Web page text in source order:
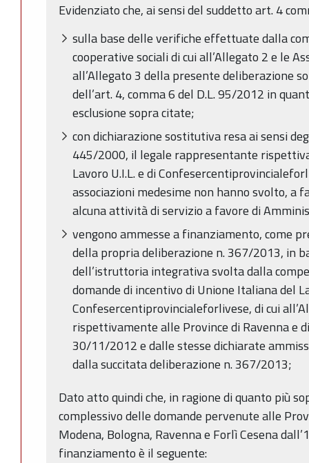
Evidenziato che, ai sensi del suddetto art. 4
sulla base delle verifiche effettuate dalla
cooperative sociali di cui all’Allegato 2 e le
all’Allegato 3 della presente deliberazione
dell’art. 4, comma 6 del D.L. 95/2012 in
esclusione sopra citate;
con dichiarazione sostitutiva resa ai sensi
445/2000, il legale rappresentante
Lavoro U.I.L. e di
associazioni medesime non hanno svolto, a
alcuna attività di servizio a favore di
vengono ammesse a finanziamento, come
della propria deliberazione n. 367/2013, in
dell’istruttoria integrativa svolta dalla
domande di incentivo di Unione Italiana del
Confesercentiprovincialeforlivese, di cui
rispettivamente alle Province di Ravenna e
30/11/2012 e dalle stesse dichiarate
dalla succitata deliberazione n. 367/2013;
Dato atto quindi che, in ragione di quanto più
complessivo delle domande pervenute alle
Modena, Bologna, Ravenna e Forlì Cesena
finanziamento è il seguente: